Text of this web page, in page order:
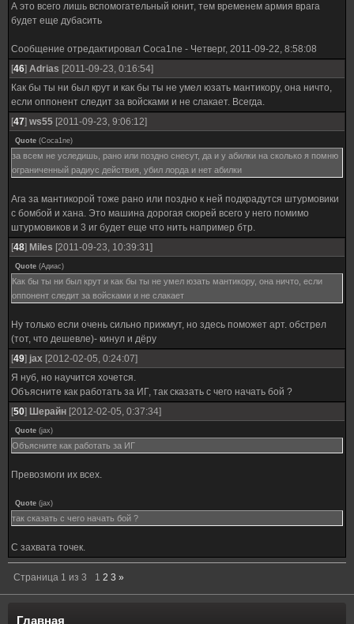
А это всего лишь вспомогательный юнит, тем временем армия врага
будет еще дубасить
Сообщение отредактировал Coca1ne - Четверг, 2011-09-22, 8:58:08
[46] Adrias [2011-09-23, 0:16:54]
Как бы ты ни был крут и как бы ты не умел юзать мантикору, она ничто,
если оппонент следит за войсками и не слакает. Всегда.
[47] ws55 [2011-09-23, 9:06:12]
Quote (Coca1ne)
за всем не уследишь, рано или поздно снесут, да и у абилки на сколько я помню
ограниченный радиус действия, убил лорда и нет абилки
Ага за мантикорой тоже рано или поздно к ней подкрадутся штурмовики
с бомбой и хана. Это машина дорогая скорей всего у него помимо
штурмовиков и 3 иг будет еще что нить например бтр.
[48] Miles [2011-09-23, 10:39:31]
Quote (Адиас)
Как бы ты ни был крут и как бы ты не умел юзать мантикору, она ничто, если
оппонент следит за войсками и не слакает
Ну только если очень сильно прижмут, но здесь поможет арт. обстрел
(тот, что дешевле)- кинул и дёру
[49] jax [2012-02-05, 0:24:07]
Я нуб, но научится хочется.
Объясните как работать за ИГ, так сказать с чего начать бой ?
[50] Шерайн [2012-02-05, 0:37:34]
Quote (jax)
Объясните как работать за ИГ
Превозмоги их всех.
Quote (jax)
так сказать с чего начать бой ?
С захвата точек.
Страница 1 из 3 1 2 3 »
Главная